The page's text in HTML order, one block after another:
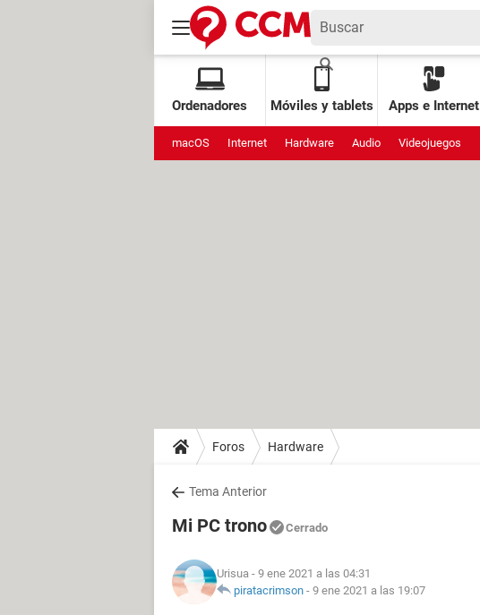
Ordenadores Móviles y tablets Apps e Internet
macOS Internet Hardware Audio Videojuegos
Foros Hardware
Tema Anterior
Mi PC trono Cerrado
Urisua - 9 ene 2021 a las 04:31
piratacrimson - 9 ene 2021 a las 19:07